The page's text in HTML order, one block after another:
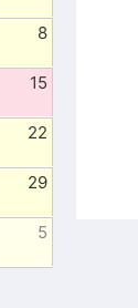
8
15
22
29
5